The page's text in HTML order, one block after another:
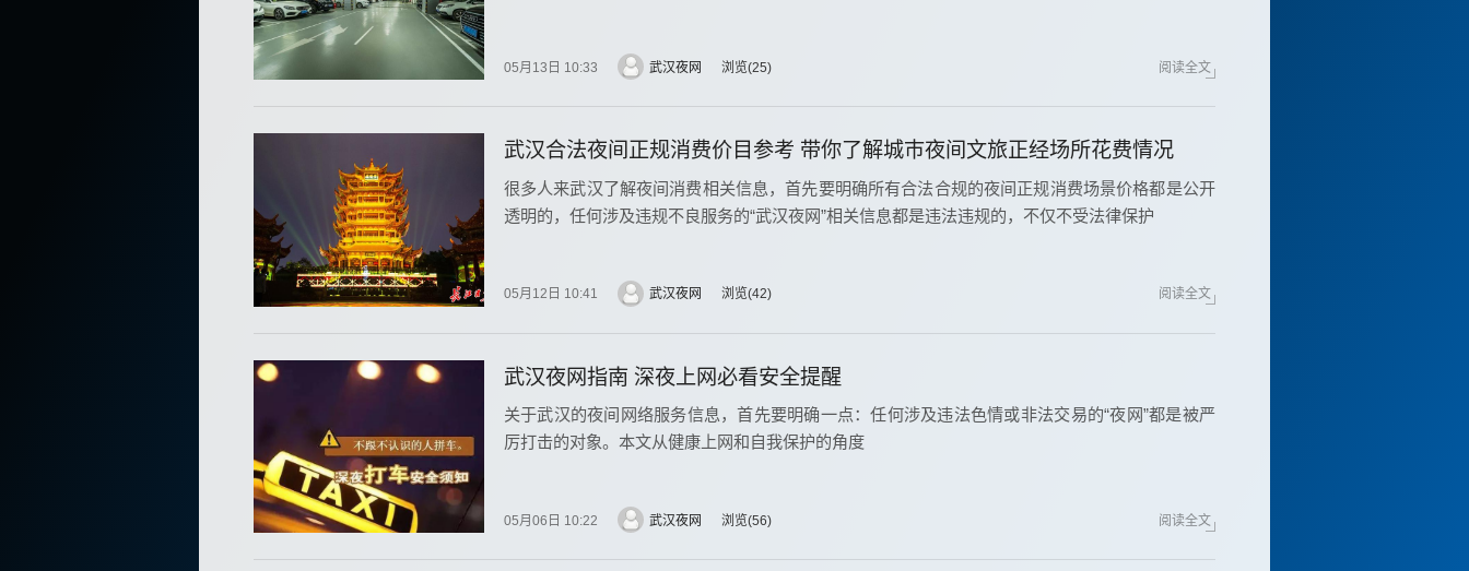
05月13日 10:33 武汉夜网 浏览 25 阅读全文
武汉合法夜间正规消费价目参考 带你了解城巿夜间文旅正经场所花费情况
很多人来武汉了解夜间消费相关信息，首先要明确所有合法合规的夜间正规消费场景价格都是公开
透明的，任何涉及违规不良服务的“武汉夜网”相关信息都是违法违规的，不仅不受法律保护
05月12日 10:41 武汉夜网 浏览 42 阅读全文
武汉夜网指南 深夜上网必看安全提醒
关于武汉的夜间网络服务信息，首先要明确一点：任何涉及违法色情或非法交易的“夜网”都是被严
厉打击的对象。本文从健康上网和自我保护的角度
05月06日 10:22 武汉夜网 浏览 56 阅读全文